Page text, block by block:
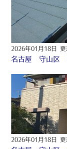
2026年01月18日 更
名古屋 守山区
2026年01月18日 更